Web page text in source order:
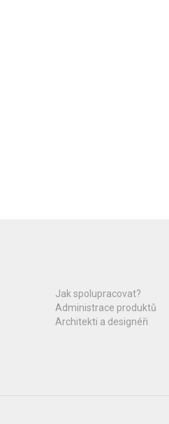
Jak spolupracovat?
Administrace produktů
Architekti a designéři